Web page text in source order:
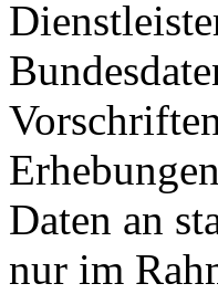
Daten an
nur im